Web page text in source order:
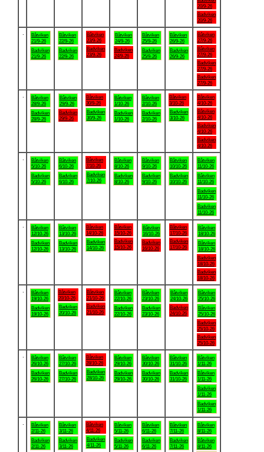
20/9-26
Badviken
20/9-26
Båtviken
21/9-26
Badviken
21/9-26
Båtviken
22/9-26
Badviken
22/9-26
Båtviken
23/9-26
Badviken
23/9-26
Båtviken
24/9-26
Badviken
24/9-26
Båtviken
25/9-26
Badviken
25/9-26
Båtviken
26/9-26
Badviken
26/9-26
Båtviken
27/9-26
Båtviken
27/9-26
Badviken
27/9-26
Badviken
27/9-26
Båtviken
28/9-26
Badviken
28/9-26
Båtviken
29/9-26
Badviken
29/9-26
Båtviken
30/9-26
Badviken
30/9-26
Båtviken
1/10-26
Badviken
1/10-26
Båtviken
2/10-26
Badviken
2/10-26
Båtviken
3/10-26
Badviken
3/10-26
Båtviken
4/10-26
Båtviken
4/10-26
Badviken
4/10-26
Badviken
4/10-26
Båtviken
5/10-26
Badviken
5/10-26
Båtviken
6/10-26
Badviken
6/10-26
Båtviken
7/10-26
Badviken
7/10-26
Båtviken
8/10-26
Badviken
8/10-26
Båtviken
9/10-26
Badviken
9/10-26
Båtviken
10/10-26
Badviken
10/10-26
Båtviken
11/10-26
Båtviken
11/10-26
Badviken
11/10-26
Badviken
11/10-26
Båtviken
12/10-26
Badviken
12/10-26
Båtviken
13/10-26
Badviken
13/10-26
Båtviken
14/10-26
Badviken
14/10-26
Båtviken
15/10-26
Badviken
15/10-26
Båtviken
16/10-26
Badviken
16/10-26
Båtviken
17/10-26
Badviken
17/10-26
Båtviken
18/10-26
Båtviken
18/10-26
Badviken
18/10-26
Badviken
18/10-26
Båtviken
19/10-26
Badviken
19/10-26
Båtviken
20/10-26
Badviken
20/10-26
Båtviken
21/10-26
Badviken
21/10-26
Båtviken
22/10-26
Badviken
22/10-26
Båtviken
23/10-26
Badviken
23/10-26
Båtviken
24/10-26
Badviken
24/10-26
Båtviken
25/10-26
Båtviken
25/10-26
Badviken
25/10-26
Badviken
25/10-26
Båtviken
26/10-26
Badviken
26/10-26
Båtviken
27/10-26
Badviken
27/10-26
Båtviken
28/10-26
Badviken
28/10-26
Båtviken
29/10-26
Badviken
29/10-26
Båtviken
30/10-26
Badviken
30/10-26
Båtviken
31/10-26
Badviken
31/10-26
Båtviken
1/11-26
Båtviken
1/11-26
Badviken
1/11-26
Badviken
1/11-26
Båtviken
2/11-26
Badviken
2/11-26
Båtviken
3/11-26
Badviken
3/11-26
Båtviken
4/11-26
Badviken
4/11-26
Båtviken
5/11-26
Badviken
5/11-26
Båtviken
6/11-26
Badviken
6/11-26
Båtviken
7/11-26
Badviken
7/11-26
Båtviken
8/11-26
Båtviken
8/11-26